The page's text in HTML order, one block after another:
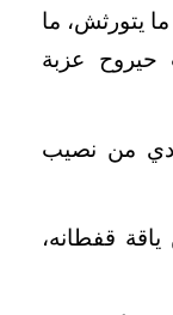
يتورثش، ما
حيروح عزبة
من نصيب
قفطانه،